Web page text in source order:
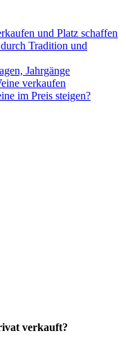
und Platz schaffen
Tradition und
Jahrgänge
verkaufen
im Preis steigen?
verkauft?